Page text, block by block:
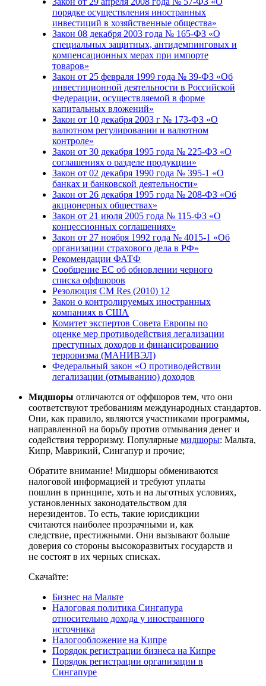
порядке осуществления иностранных
инвестиций в хозяйственные общества»
Закон 08 декабря 2003 года № 165-ФЗ «О
специальных защитных, антидемпинговых и
компенсационных мерах при импорте
товаров»
Закон от 25 февраля 1999 года № 39-ФЗ «Об
инвестиционной деятельности в Российской
Федерации, осуществляемой в форме
капитальных вложений»
Закон от 10 декабря 2003 г № 173-ФЗ «О
валютном регулировании и валютном
контроле»
Закон от 30 декабря 1995 года № 225-ФЗ «О
соглашениях о разделе продукции»
Закон от 02 декабря 1990 года № 395-1 «О
банках и банковской деятельности»
Закон от 26 декабря 1995 года № 208-ФЗ «Об
акционерных обществах»
Закон от 21 июля 2005 года № 115-ФЗ «О
концессионных соглашениях»
Закон от 27 ноября 1992 года № 4015-1 «Об
организации страхового дела в РФ»
Рекомендации ФАТФ
Сообщение ЕС об обновлении черного
списка оффшоров
Резолюция CM Res (2010) 12
Закон о контролируемых иностранных
компаниях в США
Комитет экспертов Совета Европы по
оценке мер противодействия легализации
преступных доходов и финансированию
терроризма (МАНИВЭЛ)
Федеральный закон «О противодействии
легализации (отмыванию) доходов
Мидшоры отличаются от оффшоров тем, что они
соответствуют требованиям международных стандартов.
Они, как правило, являются участниками программы,
направленной на борьбу против отмывания денег и
содействия терроризму. Популярные мидшоры: Мальта,
Кипр, Маврикий, Сингапур и прочие;
Обратите внимание! Мидшоры обмениваются
налоговой информацией и требуют уплаты
пошлин в принципе, хоть и на льготных условиях,
установленных законодательством для
нерезидентов. То есть, такие юрисдикции
считаются наиболее прозрачными и, как
следствие, престижными. Они вызывают больше
доверия со стороны высокоразвитых государств и
не состоят в их черных списках.
Скачайте:
Бизнес на Мальте
Налоговая политика Сингапура
относительно дохода у иностранного
источника
Налогообложение на Кипре
Порядок регистрации бизнеса на Кипре
Порядок регистрации организации в
Сингапуре